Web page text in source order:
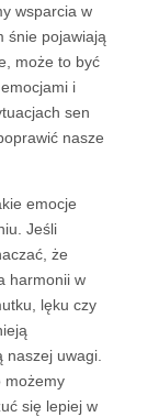
wsparcia w
śnie pojawiają
może to być
i
sen
nasze
emocje
Jeśli
że
harmonii w
lęku czy
uwagi.
możemy
się lepiej w